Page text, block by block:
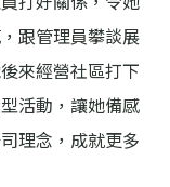
跟管理員攀談展
來經營社區打下
活動，讓她備感
理念，成就更多